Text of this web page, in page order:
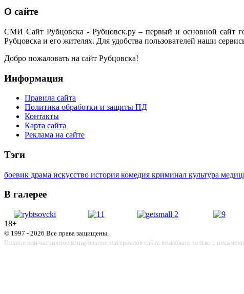
О сайте
СМИ Сайт Рубцовска - Рубцовск.ру – первый и основной сайт
Рубцовска и его жителях. Для удобства пользователей наши
Добро пожаловать на сайт Рубцовска!
Информация
Правила сайта
Политика обработки и защиты ПД
Контакты
Карта сайта
Реклама на сайте
Тэги
боевик драма искусство история комедия криминал культура
В галерее
18+
© 1997 - 2026 Все права защищены.
Полное или частичное копирование материалов сайта возможно только с